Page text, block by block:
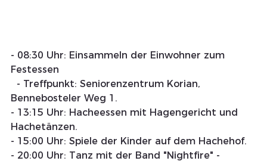
- 08:30 Uhr: Einsammeln der Einwohner zum
Festessen
- Treffpunkt: Seniorenzentrum Korian,
Bennebosteler Weg 1.
- 13:15 Uhr: Hacheessen mit Hagengericht und
Hachetänzen.
- 15:00 Uhr: Spiele der Kinder auf dem Hachehof.
- 20:00 Uhr: Tanz mit der Band "Nightfire" -